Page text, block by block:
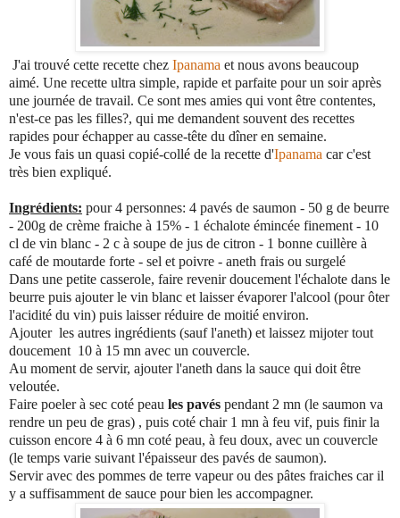
J'ai trouvé cette recette chez Ipanama et nous avons beaucoup
aimé. Une recette ultra simple, rapide et parfaite pour un soir après
une journée de travail. Ce sont mes amies qui vont être contentes,
n'est-ce pas les filles?, qui me demandent souvent des recettes
rapides pour échapper au casse-tête du dîner en semaine.
Je vous fais un quasi copié-collé de la recette d'Ipanama car c'est
très bien expliqué.
Ingrédients: pour 4 personnes: 4 pavés de saumon - 50 g de beurre
- 200g de crème fraiche à 15% - 1 échalote émincée finement - 10
cl de vin blanc - 2 c à soupe de jus de citron - 1 bonne cuillère à
café de moutarde forte - sel et poivre - aneth frais ou surgelé
Dans une petite casserole, faire revenir doucement l'échalote dans le
beurre puis ajouter le vin blanc et laisser évaporer l'alcool (pour ôter
l'acidité du vin) puis laisser réduire de moitié environ.
Ajouter les autres ingrédients (sauf l'aneth) et laissez mijoter tout
doucement 10 à 15 mn avec un couvercle.
Au moment de servir, ajouter l'aneth dans la sauce qui doit être
veloutée.
Faire poeler à sec coté peau les pavés pendant 2 mn (le saumon va
rendre un peu de gras) , puis coté chair 1 mn à feu vif, puis finir la
cuisson encore 4 à 6 mn coté peau, à feu doux, avec un couvercle
(le temps varie suivant l'épaisseur des pavés de saumon).
Servir avec des pommes de terre vapeur ou des pâtes fraiches car il
y a suffisamment de sauce pour bien les accompagner.